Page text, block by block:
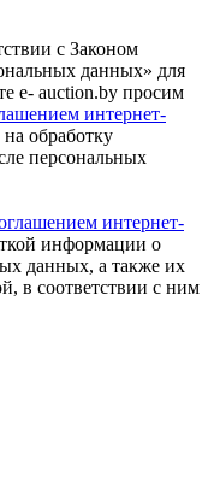
с Законом
данных» для
e- auction.by просим
интернет-
на обработку
персональных
интернет-
информации о
данных, а также их
в соответствии с ним